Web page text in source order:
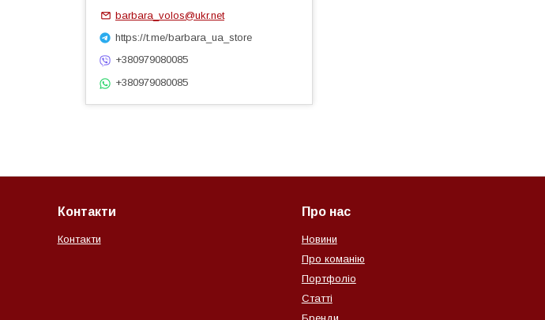
barbara_volos@ukr.net
https://t.me/barbara_ua_store
+380979080085
+380979080085
Контакти
Контакти
Про нас
Новини
Про команію
Портфоліо
Статті
Бренди